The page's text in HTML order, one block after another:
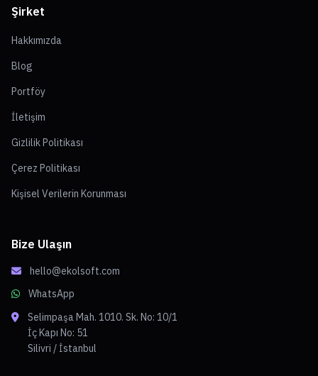
Şirket
Hakkımızda
Blog
Portföy
İletişim
Gizlilik Politikası
Çerez Politikası
Kişisel Verilerin Korunması
Bize Ulaşın
hello@ekolsoft.com
WhatsApp
Selimpaşa Mah. 1010. Sk. No: 10/1
İç Kapı No: 51
Silivri / İstanbul